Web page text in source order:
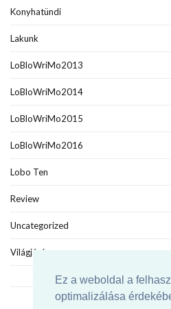
Ez a weboldal a
optimalizálása
Konyhatündi
Lakunk
LoBloWriMo2013
LoBloWriMo2014
LoBloWriMo2015
LoBloWriMo2016
Lobo Ten
Review
Uncategorized
Világjáró